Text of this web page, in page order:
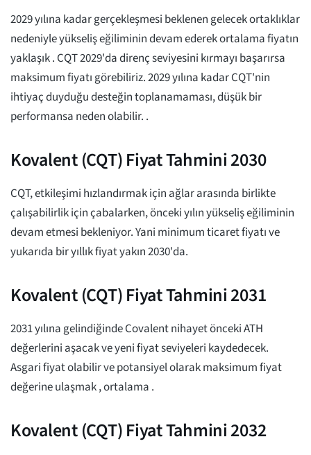
2029 yılına kadar gerçekleşmesi beklenen gelecek ortaklıklar
nedeniyle yükseliş eğiliminin devam ederek ortalama fiyatın
yaklaşık. CQT 2029'da direnç seviyesini kırmayı başarırsa
maksimum fiyatı görebiliriz.2029 yılına kadar CQT'nin
ihtiyaç duyduğu desteğin toplanamaması, düşük bir
performansa neden olabilir. .
Kovalent (CQT) Fiyat Tahmini 2030
CQT, etkileşimi hızlandırmak için ağlar arasında birlikte
çalışabilirlik için çabalarken, önceki yılın yükseliş eğiliminin
devam etmesi bekleniyor. Yani minimum ticaret fiyatıve
yukarıda bir yıllık fiyat yakın2030'da.
Kovalent (CQT) Fiyat Tahmini 2031
2031 yılına gelindiğinde Covalent nihayet önceki ATH
değerlerini aşacak ve yeni fiyat seviyeleri kaydedecek.
Asgari fiyat olabilirve potansiyel olarak maksimum fiyat
değerine ulaşmak, ortalama .
Kovalent (CQT) Fiyat Tahmini 2032